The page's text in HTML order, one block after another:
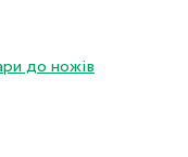
до ножів